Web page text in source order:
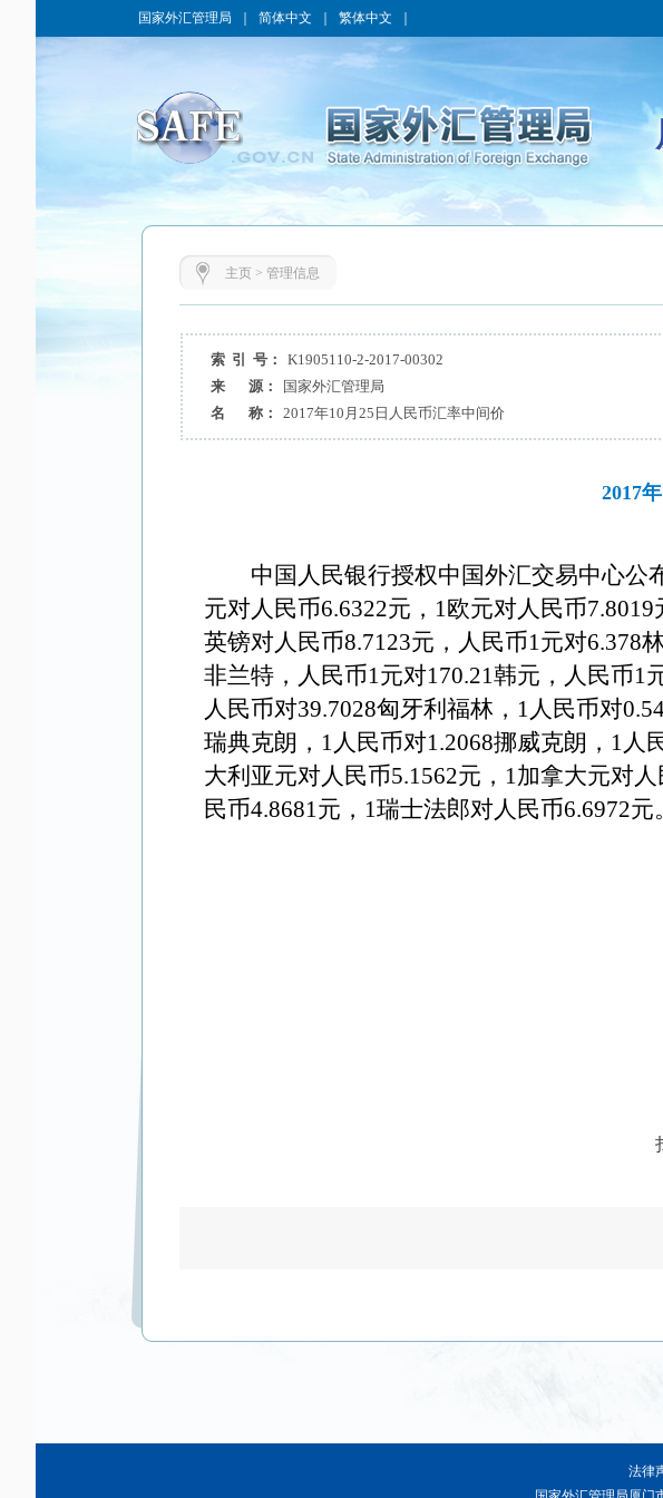
国家外汇管理局 简体中文 繁体中文
主页> 管理信息
索 引 号： K1905110-2-2017-00302
来 源：
国家外汇管理局
名 称：
2017年10月25日人民币汇率中间价
2017
中国人民银行授权中国外汇交易中心公
元对人民币6.6322元，1欧元对人民币7.8019
英镑对人民币8.7123元，人民币1元对6.378
非兰特，人民币1元对170.21韩元， 人民币1
人民币对39.7028匈牙利福林，1人民币对
瑞典克朗，1人民币对1.2068挪威克朗，1人
大利亚元对人民币5.1562元，1加拿大元对人
民币4.8681元，1瑞士法郎对人民币6.6972元。
法律